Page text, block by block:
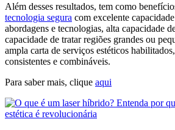
Além desses resultados, tem como
tecnologia segura com excelente
abordagens e tecnologias, alta capacidade
capacidade de tratar regiões grandes ou
ampla carta de serviços estéticos
consistentes e combináveis.
Para saber mais, clique aqui